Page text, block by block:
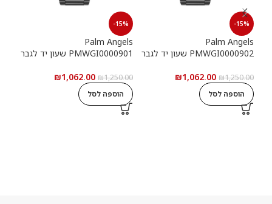
-15%
Palm Angels
PMWGI0000902 שעון יד לגבר
₪1,250.00
₪1,062.00
הוספה לסל
-15%
Palm Angels
PMWGI0000901 שעון יד לגבר
₪1,250.00
₪1,062.00
הוספה לסל